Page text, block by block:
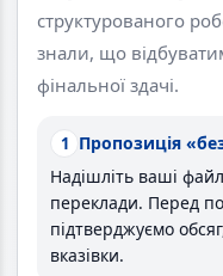
структурованого
знали, що
фінальної здачі.
1 Пропозиція
Надішліть ваші
переклади. Перед
підтверджуємо
вказівки.